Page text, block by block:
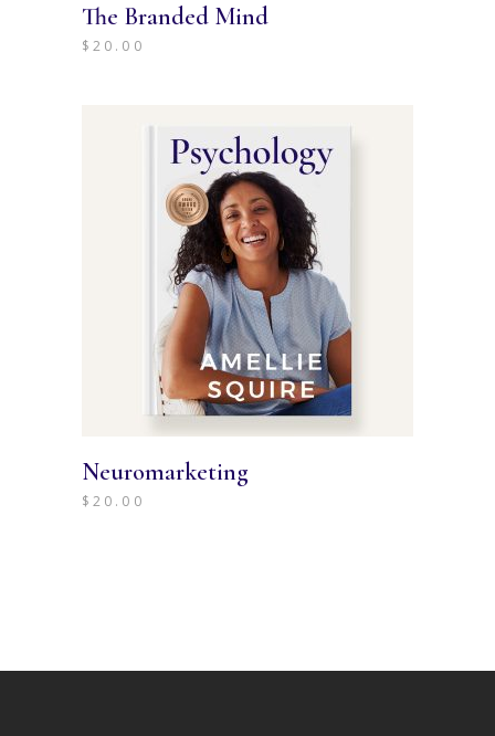
The Branded Mind
$20.00
Neuromarketing
$20.00